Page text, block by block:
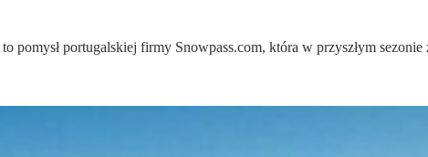
pomysł portugalskiej firmy Snowpass.com, która w przyszłym